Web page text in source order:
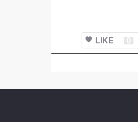
LIKE 0